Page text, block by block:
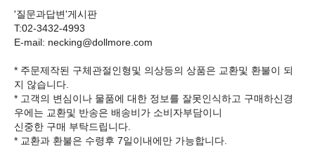
'질문과답변'게시판
T:02-3432-4993
E-mail: necking@dollmore.com
* 주문제작된 구체관절인형및 의상등의 상품은 교환및 환불이 되
지 않습니다.
* 고객의 변심이나 물품에 대한 정보를 잘못인식하고 구매하신경
우에는 교환및 반송은 배송비가 소비자부담이니
신중한 구매 부탁드립니다.